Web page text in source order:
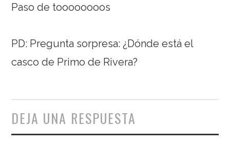
Paso de toooooooos
PD: Pregunta sorpresa: ¿Dónde está el
casco de Primo de Rivera?
DEJA UNA RESPUESTA